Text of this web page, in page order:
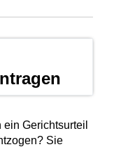
Gerichtsurteil
Sie